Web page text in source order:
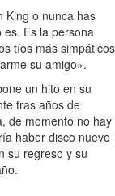
King o nunca has
Es la persona
tíos más simpáticos
su amigo».
un hito en su
tras años de
de momento no hay
haber disco nuevo
su regreso y su